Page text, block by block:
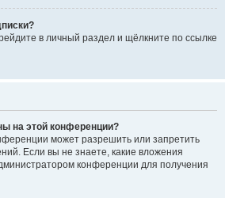
в личный раздел и щёлкните по ссылке
на этой конференции?
может разрешить или запретить
Если вы не знаете, какие вложения
конференции для получения